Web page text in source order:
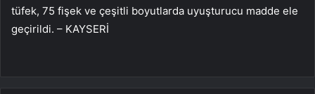
tüfek, 75 fişek ve çeşitli boyutlarda uyuşturucu madde ele
geçirildi. – KAYSERİ